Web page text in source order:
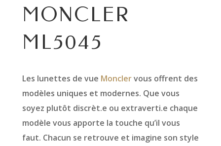
MONCLER
ML5045
Les lunettes de vue Monclervous offrent des
modèles uniques et modernes. Que vous
soyez plutôt discrèt.e ou extraverti.e chaque
modèle vous apporte la touche qu’il vous
faut. Chacun se retrouve et imagine son style